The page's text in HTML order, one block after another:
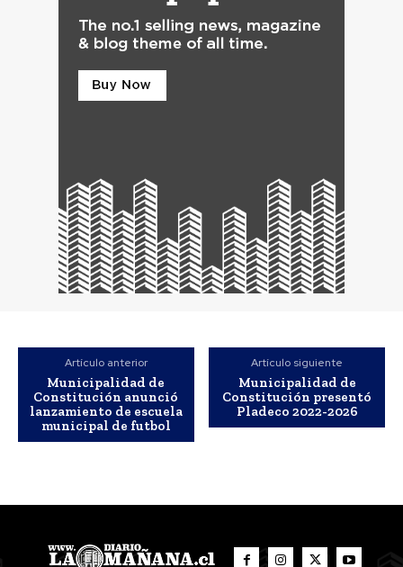
Artículo anterior
Municipalidad de
Constitución anunció
lanzamiento de escuela
municipal de futbol
Artículo siguiente
Municipalidad de
Constitución presentó
Pladeco 2022-2026